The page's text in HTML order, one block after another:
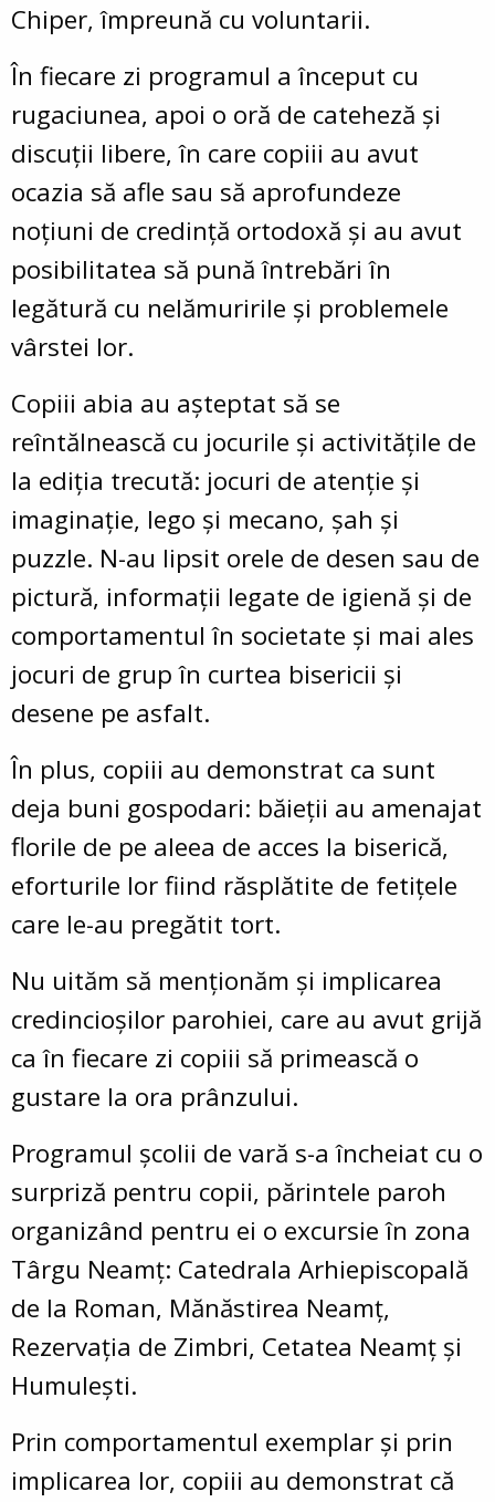
Chiper, împreună cu voluntarii.
În fiecare zi programul a început cu
rugaciunea, apoi o oră de cateheză și
discuții libere, în care copiii au avut
ocazia să afle sau să aprofundeze
noțiuni de credință ortodoxă și au avut
posibilitatea să pună întrebări în
legătură cu nelămuririle și problemele
vârstei lor.
Copiii abia au așteptat să se
reîntălnească cu jocurile și activitățile de
la ediția trecută: jocuri de atenție și
imaginație, lego și mecano, șah și
puzzle. N-au lipsit orele de desen sau de
pictură, informații legate de igienă și de
comportamentul în societate și mai ales
jocuri de grup în curtea bisericii și
desene pe asfalt.
În plus, copiii au demonstrat ca sunt
deja buni gospodari: băieții au amenajat
florile de pe aleea de acces la biserică,
eforturile lor fiind răsplătite de fetițele
care le-au pregătit tort.
Nu uităm să menționăm și implicarea
credincioșilor parohiei, care au avut grijă
ca în fiecare zi copiii să primească o
gustare la ora prânzului.
Programul școlii de vară s-a încheiat cu o
surpriză pentru copii, părintele paroh
organizând pentru ei o excursie în zona
Târgu Neamț: Catedrala Arhiepiscopală
de la Roman, Mănăstirea Neamț,
Rezervația de Zimbri, Cetatea Neamț și
Humulești.
Prin comportamentul exemplar și prin
implicarea lor, copiii au demonstrat că